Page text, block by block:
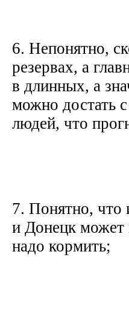
6. Непонятно,
резервах, а
в длинных, а
можно достать
людей, что
7. Понятно, что
и Донецк
надо кормить;